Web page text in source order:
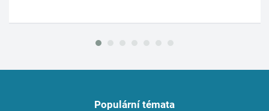
Populární témata